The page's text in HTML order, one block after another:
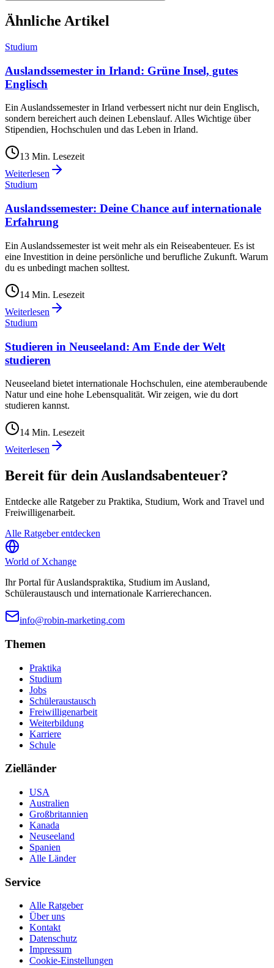
Ähnliche Artikel
Studium
Auslandssemester in Irland: Grüne Insel, gutes
Englisch
Ein Auslandssemester in Irland verbessert nicht nur dein Englisch,
sondern bereichert auch deinen Lebenslauf. Alles Wichtige über
Stipendien, Hochschulen und das Leben in Irland.
13 Min. Lesezeit
Weiterlesen
Studium
Auslandssemester: Deine Chance auf internationale
Erfahrung
Ein Auslandssemester ist weit mehr als ein Reiseabenteuer. Es ist
eine Investition in deine persönliche und berufliche Zukunft. Warum
du es unbedingt machen solltest.
14 Min. Lesezeit
Weiterlesen
Studium
Studieren in Neuseeland: Am Ende der Welt
studieren
Neuseeland bietet internationale Hochschulen, eine atemberaubende
Natur und eine hohe Lebensqualität. Wir zeigen, wie du dort
studieren kannst.
14 Min. Lesezeit
Weiterlesen
Bereit für dein Auslandsabenteuer?
Entdecke alle Ratgeber zu Praktika, Studium, Work and Travel und
Freiwilligenarbeit.
Alle Ratgeber entdecken
World of Xchange
Ihr Portal für Auslandspraktika, Studium im Ausland,
Schüleraustausch und internationale Karrierechancen.
info@robin-marketing.com
Themen
Praktika
Studium
Jobs
Schüleraustausch
Freiwilligenarbeit
Weiterbildung
Karriere
Schule
Zielländer
USA
Australien
Großbritannien
Kanada
Neuseeland
Spanien
Alle Länder
Service
Alle Ratgeber
Über uns
Kontakt
Datenschutz
Impressum
Cookie-Einstellungen